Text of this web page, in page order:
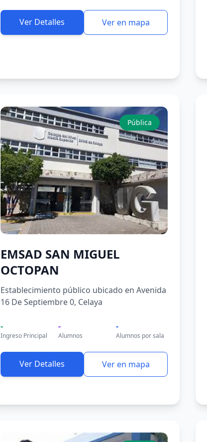
Ver Detalles Ver en mapa
Pública
EMSAD SAN MIGUEL
OCTOPAN
Establecimiento público ubicado en Avenida
16 De Septiembre 0, Celaya
-
Ingreso Principal
-
Alumnos
-
Alumnos por sala
Ver Detalles Ver en mapa